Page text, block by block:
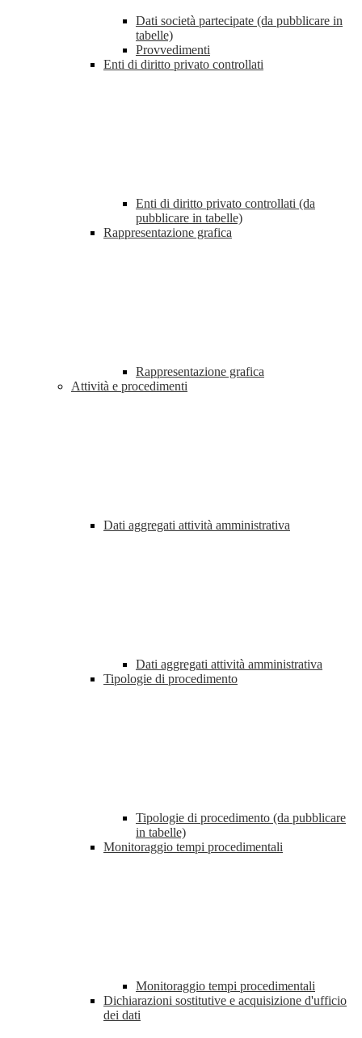
Dati società partecipate (da pubblicare in
tabelle)
Provvedimenti
Enti di diritto privato controllati
Enti di diritto privato controllati (da
pubblicare in tabelle)
Rappresentazione grafica
Rappresentazione grafica
Attività e procedimenti
Dati aggregati attività amministrativa
Dati aggregati attività amministrativa
Tipologie di procedimento
Tipologie di procedimento (da pubblicare
in tabelle)
Monitoraggio tempi procedimentali
Monitoraggio tempi procedimentali
Dichiarazioni sostitutive e acquisizione d'ufficio
dei dati